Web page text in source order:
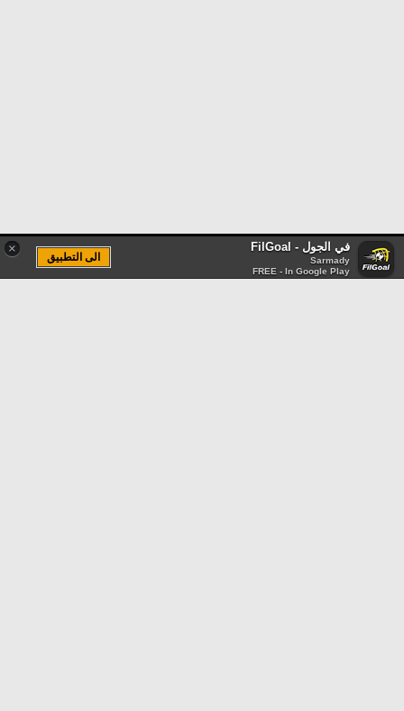
× في الجول - FilGoal
Sarmady
FREE - In Google Play
الى التطبيق